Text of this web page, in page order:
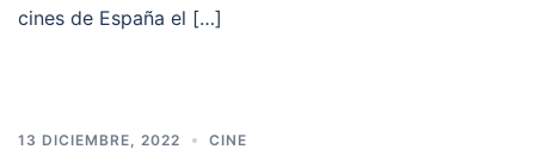
cines de España el […]
13 DICIEMBRE, 2022 CINE